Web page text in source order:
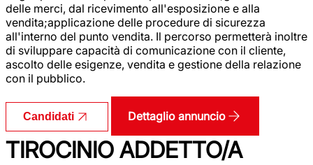
delle merci, dal ricevimento all'esposizione e alla
vendita;applicazione delle procedure di sicurezza
all'interno del punto vendita. Il percorso permetterà inoltre
di sviluppare capacità di comunicazione con il cliente,
ascolto delle esigenze, vendita e gestione della relazione
con il pubblico.
Candidati Dettaglio annuncio
TIROCINIO ADDETTO/A